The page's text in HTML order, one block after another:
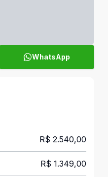
WhatsApp
R$ 2.540,00
R$ 1.349,00